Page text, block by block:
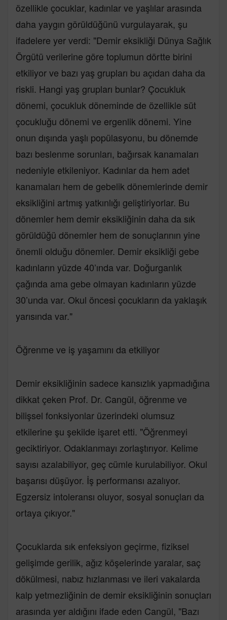
özellikle çocuklar, kadınlar ve yaşlılar arasında
daha yaygın görüldüğünü vurgulayarak, şu
ifadelere yer verdi: "Demir eksikliği Dünya Sağlık
Örgütü verilerine göre toplumun dörtte birini
etkiliyor ve bazı yaş grupları bu açıdan daha da
riskli. Hangi yaş grupları bunlar? Çocukluk
dönemi, çocukluk döneminde de özellikle süt
çocukluğu dönemi ve ergenlik dönemi. Yine
onun dışında yaşlı popülasyonu, bu dönemde
bazı beslenme sorunları, bağırsak kanamaları
nedeniyle etkileniyor. Kadınlar da hem adet
kanamaları hem de gebelik dönemlerinde demir
eksikliğini artmış yatkınlığı geliştiriyorlar. Bu
dönemler hem demir eksikliğinin daha da sık
görüldüğü dönemler hem de sonuçlarının yine
önemli olduğu dönemler. Demir eksikliği gebe
kadınların yüzde 40’ında var. Doğurganlık
çağında ama gebe olmayan kadınların yüzde
30’unda var. Okul öncesi çocukların da yaklaşık
yarısında var."
Öğrenme ve iş yaşamını da etkiliyor
Demir eksikliğinin sadece kansızlık yapmadığına
dikkat çeken Prof. Dr. Cangül, öğrenme ve
bilişsel fonksiyonlar üzerindeki olumsuz
etkilerine şu şekilde işaret etti. "Öğrenmeyi
geciktiriyor. Odaklanmayı zorlaştırıyor. Kelime
sayısı azalabiliyor, geç cümle kurulabiliyor. Okul
başarısı düşüyor. İş performansı azalıyor.
Egzersiz intoleransı oluyor, sosyal sonuçları da
ortaya çıkıyor."
Çocuklarda sık enfeksiyon geçirme, fiziksel
gelişimde gerilik, ağız köşelerinde yaralar, saç
dökülmesi, nabız hızlanması ve ileri vakalarda
kalp yetmezliğinin de demir eksikliğinin sonuçları
arasında yer aldığını ifade eden Cangül, "Bazı